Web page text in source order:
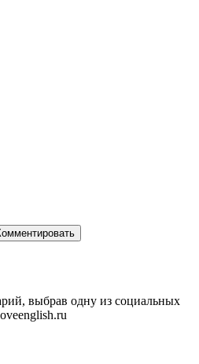
выбрав одну из социальных